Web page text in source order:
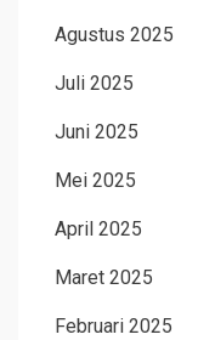
Agustus 2025
Juli 2025
Juni 2025
Mei 2025
April 2025
Maret 2025
Februari 2025